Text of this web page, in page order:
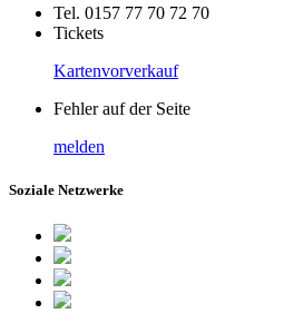
Tel. 0157 77 70 72 70
Tickets
Kartenvorverkauf
Fehler auf der Seite
melden
Soziale Netzwerke